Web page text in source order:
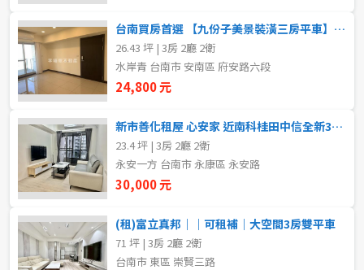
屏東縣
台東縣
花蓮縣
金門連江 七股區
將軍區
樓層
1樓 2樓
3樓 4樓
21樓以上
台南買房首選 【九份子美景裝潢三房平車】✅台南房仲老妹靜嫻
26.43 坪 | 3房 2廳 2衛
水岸青 台南市 安南區 府安路六段
24,800 元
新市善化租屋 心安家 近南科桂田中信全新3房平車電寓
23.4 坪 | 3房 2廳 2衛
永安一方 台南市 永康區 永安路
30,000 元
(租)富立真邦｜｜可租補｜大空間3房雙平車
71 坪 | 3房 2廳 2衛
台南市 東區 崇賢三路